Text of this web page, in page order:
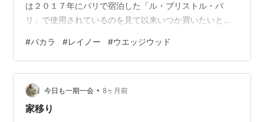
は２０１７年にパリで宿泊した「ル・ブリストル・パ
リ」で使用されているのを見て以来いつか買いたいと思
インストアの在庫が１枚だけだったので後日もう１枚購
入） グリーンバード１９.５ｃｍ こちらは１６ｃｍ 最初
に購入した時は在庫のなかったマグカップも レイノーの
輸入代理店はハウス食品のようです。オンラインストア
で購入手続きをするとエルキューイ・レイノー青山店の
#バカラ #レイノー #ウエッジウッド
今日も一期一会 • 8ヶ月前
家移り